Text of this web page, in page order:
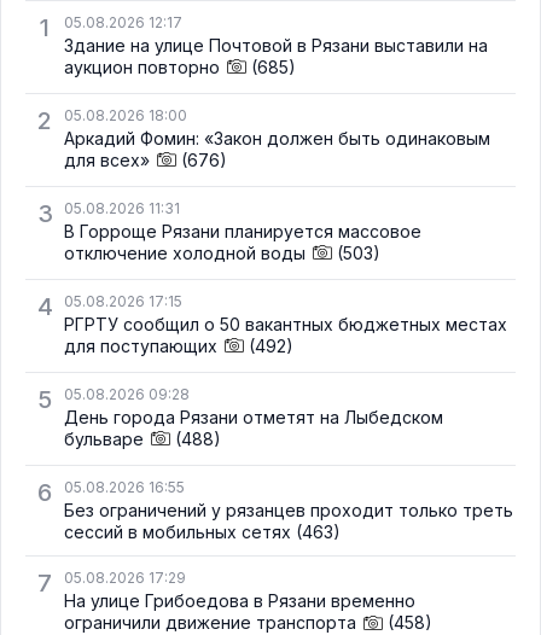
1
05.08.2026 12:17
Здание на улице Почтовой в Рязани выставили на
аукцион повторно
(685)
2 05.08.2026 18:00
Аркадий Фомин: «Закон должен быть одинаковым
для всех»
(676)
3 05.08.2026 11:31
В Горроще Рязани планируется массовое
отключение холодной воды
(503)
4 05.08.2026 17:15
РГРТУ сообщил о 50 вакантных бюджетных местах
для поступающих
(492)
5 05.08.2026 09:28
День города Рязани отметят на Лыбедском
бульваре
(488)
6 05.08.2026 16:55
Без ограничений у рязанцев проходит только треть
сессий в мобильных сетях (463)
7 05.08.2026 17:29
На улице Грибоедова в Рязани временно
ограничили движение транспорта
(458)